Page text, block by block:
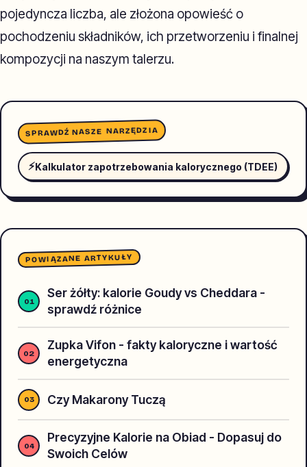
pojedyncza liczba, ale złożona opowieść o
pochodzeniu składników, ich przetworzeniu i finalnej
kompozycji na naszym talerzu.
SPRAWDŹ NASZE NARZĘDZIA
⚡Kalkulator zapotrzebowania kalorycznego (TDEE)
POWIĄZANE ARTYKUŁY
Ser żółty: kalorie Goudy vs Cheddara -
sprawdź różnice
Zupka Vifon - fakty kaloryczne i wartość
energetyczna
Czy Makarony Tuczą
Precyzyjne Kalorie na Obiad - Dopasuj do
Swoich Celów